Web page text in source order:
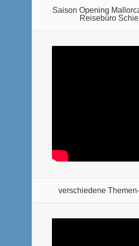
Saison Opening
Reisebüro
verschiedene